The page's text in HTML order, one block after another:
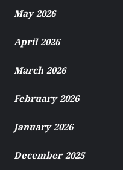
May 2026
April 2026
March 2026
February 2026
January 2026
December 2025